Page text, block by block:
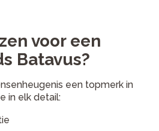
voor een
Batavus?
een topmerk in
in elk detail: